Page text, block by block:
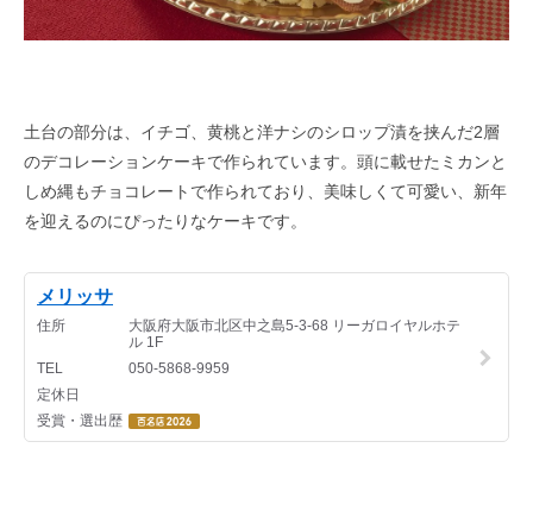
土台の部分は、イチゴ、黄桃と洋ナシのシロップ漬を挟んだ2層
のデコレーションケーキで作られています。頭に載せたミカンと
しめ縄もチョコレートで作られており、美味しくて可愛い、新年
を迎えるのにぴったりなケーキです。